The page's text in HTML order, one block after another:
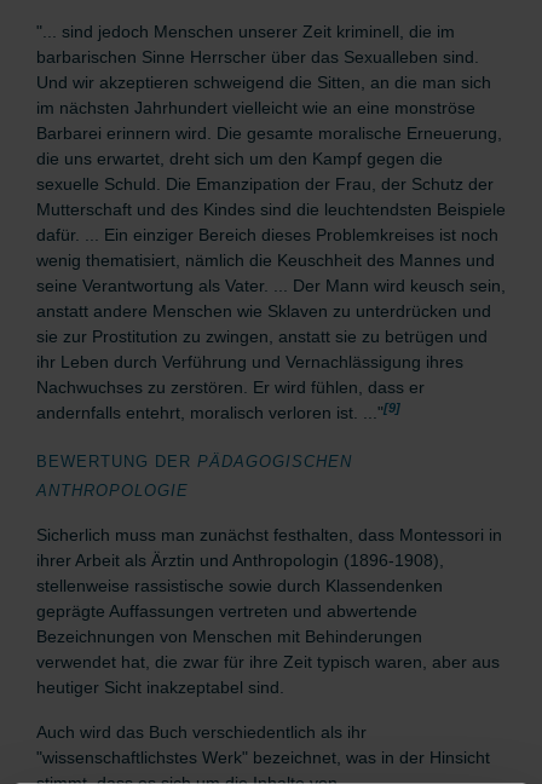
"... sind jedoch Menschen unserer Zeit kriminell, die im
barbarischen Sinne Herrscher über das Sexualleben sind.
Und wir akzeptieren schweigend die Sitten, an die man sich
im nächsten Jahrhundert vielleicht wie an eine monströse
Barbarei erinnern wird. Die gesamte moralische Erneuerung,
die uns erwartet, dreht sich um den Kampf gegen die
sexuelle Schuld. Die Emanzipation der Frau, der Schutz der
Mutterschaft und des Kindes sind die leuchtendsten Beispiele
dafür. ... Ein einziger Bereich dieses Problemkreises ist noch
wenig thematisiert, nämlich die Keuschheit des Mannes und
seine Verantwortung als Vater. ... Der Mann wird keusch sein,
anstatt andere Menschen wie Sklaven zu unterdrücken und
sie zur Prostitution zu zwingen, anstatt sie zu betrügen und
ihr Leben durch Verführung und Vernachlässigung ihres
Nachwuchses zu zerstören. Er wird fühlen, dass er
andernfalls entehrt, moralisch verloren ist. ..."[9]
BEWERTUNG DER PÄDAGOGISCHEN
ANTHROPOLOGIE
Sicherlich muss man zunächst festhalten, dass Montessori in
ihrer Arbeit als Ärztin und Anthropologin (1896-1908),
stellenweise rassistische sowie durch Klassendenken
geprägte Auffassungen vertreten und abwertende
Bezeichnungen von Menschen mit Behinderungen
verwendet hat, die zwar für ihre Zeit typisch waren, aber aus
heutiger Sicht inakzeptabel sind.
Auch wird das Buch verschiedentlich als ihr
"wissenschaftlichstes Werk" bezeichnet, was in der Hinsicht